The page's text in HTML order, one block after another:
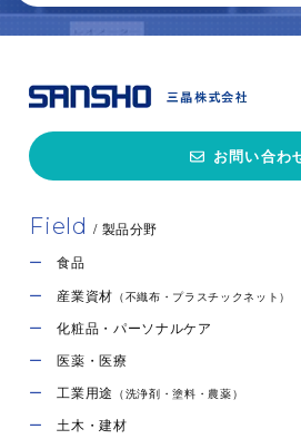
お問い合わ
Field / 製品分野
食品
産業資材 （不織布・プラスチックネット）
化粧品・パーソナルケア
医薬・医療
工業用途 （洗浄剤・塗料・農薬）
土木・建材